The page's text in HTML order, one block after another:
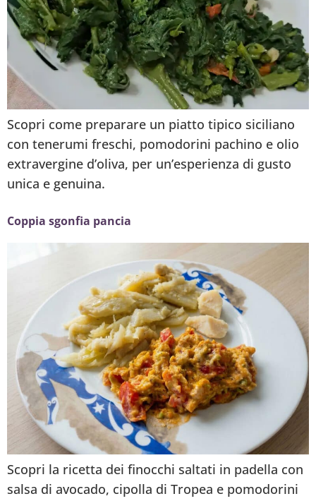
Scopri come preparare un piatto tipico siciliano
con tenerumi freschi, pomodorini pachino e olio
extravergine d’oliva, per un’esperienza di gusto
unica e genuina.
Coppia sgonfia pancia
Scopri la ricetta dei finocchi saltati in padella con
salsa di avocado, cipolla di Tropea e pomodorini